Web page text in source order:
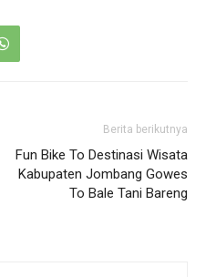
Berita berikutnya
Fun Bike To Destinasi Wisata
Kabupaten Jombang Gowes
To Bale Tani Bareng